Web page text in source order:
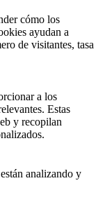
cómo los
ayudan a
de visitantes, tasa
a los
Estas
y recopilan
analizando y